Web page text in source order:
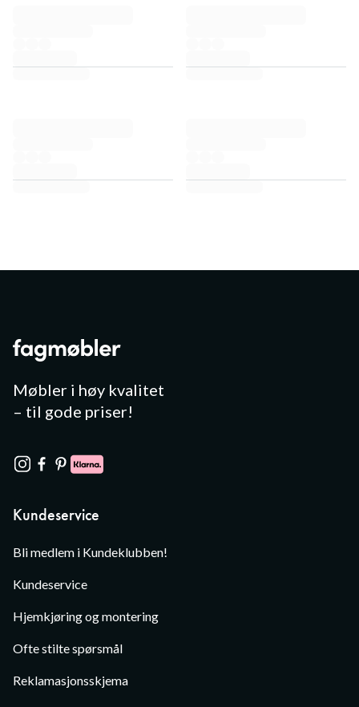
Møbler i høy kvalitet
– til gode priser!
Kundeservice
Bli medlem i Kundeklubben!
Kundeservice
Hjemkjøring og montering
Ofte stilte spørsmål
Reklamasjonsskjema